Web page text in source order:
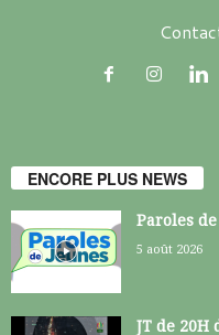
ENCORE PLUS NEWS
Paroles
5 août 2026
JT de 20H